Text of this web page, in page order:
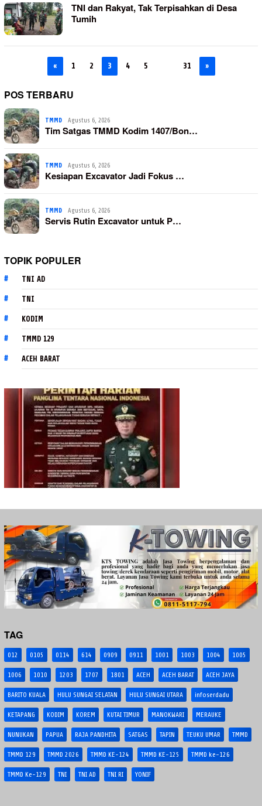
TNI dan Rakyat, Tak Terpisahkan di Desa
Tumih
« 1 2 3 4 5 31 »
POS TERBARU
TMMD Agustus 6, 2026
Tim Satgas TMMD Kodim 1407/Bon…
TMMD Agustus 6, 2026
Kesiapan Excavator Jadi Fokus …
TMMD Agustus 6, 2026
Servis Rutin Excavator untuk P…
TOPIK POPULER
TNI AD
TNI
KODIM
TMMD 129
ACEH BARAT
TAG
012 0105 0114 614 0909 0911 1001 1003 1004 1005
1006 1010 1203 1707 1801 ACEH ACEH BARAT ACEH JAYA
BARITO KUALA HULU SUNGAI SELATAN HULU SUNGAI UTARA infoserdadu
KETAPANG KODIM KOREM KUTAI TIMUR MANOKWARI MERAUKE
NUNUKAN PAPUA RAJA PANDHITA SATGAS TAPIN TEUKU UMAR TMMD
TMMD 129 TMMD 2026 TMMD KE-124 TMMD KE-125 TMMD ke-126
TMMD Ke-129 TNI TNI AD TNI RI YONIF